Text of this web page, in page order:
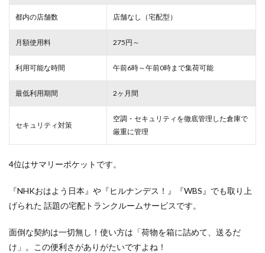
都内の店舗数 店舗なし（宅配型）
月額使用料 275円～
利用可能な時間 午前6時～午前0時まで集荷可能
最低利用期間 2ヶ月間
セキュリティ対策
空調・セキュリティを徹底管理した倉庫で
厳重に管理
4位はサマリーポケットです。
『NHKおはよう日本』や『ヒルナンデス！』『WBS』でも取り上
げられた 話題の宅配トランクルームサービスです。
面倒な契約は一切無し！使い方は「荷物を箱に詰めて、送るだ
け」。この便利さがありがたいですよね！